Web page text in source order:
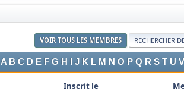
VOIR TOUS LES MEMBRES RECHERCHER
A B C D E F G H J K L M N O P Q R S T U V
Inscrit le